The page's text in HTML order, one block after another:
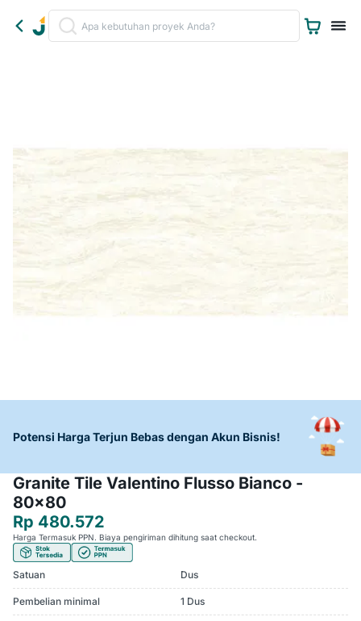
Potensi Harga Terjun Bebas dengan Akun Bisnis!
Granite Tile Valentino Flusso Bianco -
80x80
Rp 480.572
Harga Termasuk PPN. Biaya pengiriman dihitung saat checkout.
Satuan Dus
Pembelian minimal 1 Dus